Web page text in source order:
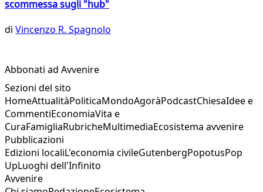
scommessa sugli "hub"
di Vincenzo R. Spagnolo
Abbonati ad Avvenire
Sezioni del sito
HomeAttualitàPoliticaMondoAgoràPodcastChiesaIdee e
CommentiEconomiaVita e
CuraFamigliaRubricheMultimediaEcosistema avvenire
Pubblicazioni
Edizioni localiL'economia civileGutenbergPopotusPop
UpLuoghi dell'Infinito
Avvenire